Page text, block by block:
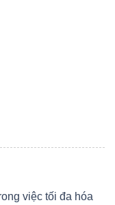
việc tối đa hóa